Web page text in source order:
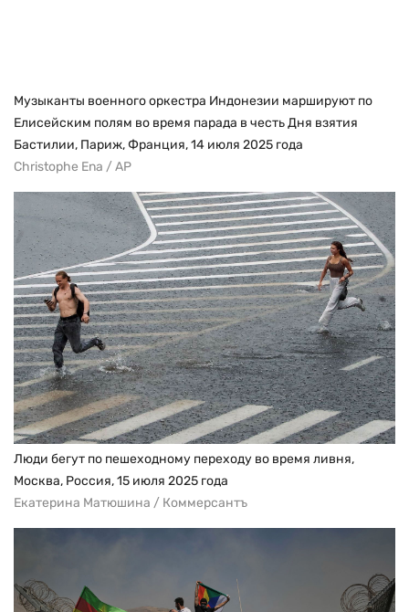
Музыканты военного оркестра Индонезии маршируют по
Елисейским полям во время парада в честь Дня взятия
Бастилии, Париж, Франция, 14 июля 2025 года
Christophe Ena / AP
Люди бегут по пешеходному переходу во время ливня,
Москва, Россия, 15 июля 2025 года
Екатерина Матюшина / Коммерсантъ